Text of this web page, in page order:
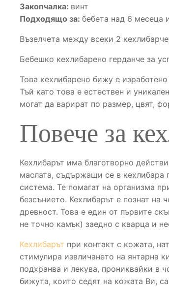
Закопчалка: винт
Подходящо за: бебета над 6 месеца
Възелчета между всеки 2
Бебешко кехлибарено герданче за
Това кехлибарено бижу е
Тъй като това е естествен и
могат да варират по размер, цвят,
Повече за
Кехлибарът има благотворно
маслата, съдържащи се в кехлибара
система. Те помагат на организма
безсънието. Кехлибарът е познат на
древност. Това е един от първите
не точно камък) заедно с кварца и
Кехлибарът при контакт с кожата,
стимулира извличането на янтарна
подхранва и лекува, прониквайки в
бижута, които седят на кожата Ви,